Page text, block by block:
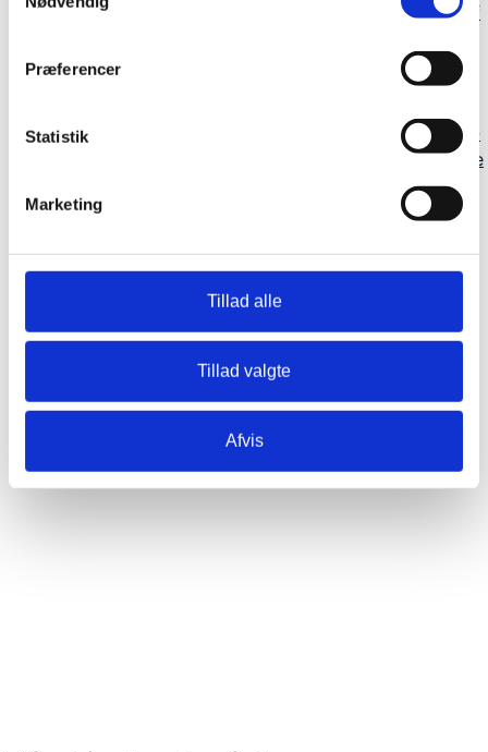
Præferencer
Statistik
Marketing
Tillad alle
Tillad valgte
Afvis
Hvis I selv beholder dyret og ønsker at lave aftryk af
Pote- eller fodaftryk i blæk
jeres kæledyr, kan jeg tilbyde at stå for at lave pote-
eller fodaftryk i blæk. I får efterfølgende aftrykkende
tilsendt eller leveret sammen med returnering af
urnen, alt efter hvilken type af kremering, I har valgt.
Snudeaftryk i blæk190 kroner
Som for poteaftryk.
Som for poteaftryk. Til jer, der ønsker aftryk af både